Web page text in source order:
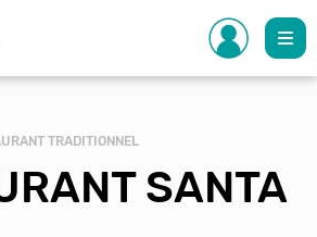
TRADITIONNEL
SANTA